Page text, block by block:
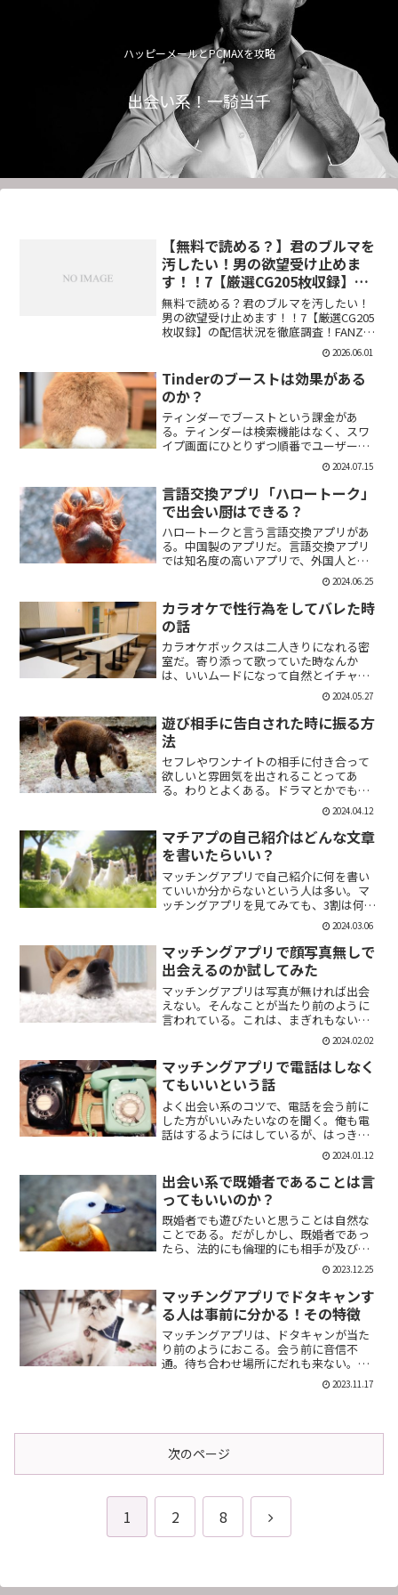
ハッピーメールとPCMAXを攻略
出会い系！一騎当千
【無料で読める？】君のブルマを
汚したい！男の欲望受け止めま
す！！7【厳選CG205枚収録】
【虚構クラブ】
無料で読める？君のブルマを汚したい！
男の欲望受け止めます！！7【厳選CG205
枚収録】の配信状況を徹底調査！FANZA
での販売形式やサンプル視聴、レビュー
評価もまとめています。今すぐチェッ
ク！【d_544876】
2026.06.01
Tinderのブーストは効果がある
のか？
ティンダーでブーストという課金があ
る。ティンダーは検索機能はなく、スワ
イプ画面にひとりずつ順番でユーザーが
表示される。その順番を優先して表示す
ることができる課金がブーストだ。ブー
スト1つ消費で30分間、ブースト2つ消費
で2時間の優先表示がさ...
2024.07.15
言語交換アプリ「ハロートーク」
で出会い厨はできる？
ハロートークと言う言語交換アプリがあ
る。中国製のアプリだ。言語交換アプリ
では知名度の高いアプリで、外国人と知
り合いたい付き合いたいという人にも魅
力的には一見魅力的にうつる。外国人の
恋人欲しいよな。俺もエマワトソンと結
婚してえ。ではハロートー...
2024.06.25
カラオケで性行為をしてバレた時
の話
カラオケボックスは二人きりになれる密
室だ。寄り添って歌っていた時なんか
は、いいムードになって自然とイチャイ
チャしはじめてしまうこともある。俺も
よく出会い系で知り合った人とカラオケ
にいったりする。相手もその気だったり
するから、なんかいいムード...
2024.05.27
遊び相手に告白された時に振る方
法
セフレやワンナイトの相手に付き合って
欲しいと雰囲気を出されることってあ
る。わりとよくある。ドラマとかでも、
「1回やっただけで恋人面するな。」みた
いなのがあるけど、現実でもよくある。
そんな時に、相手を気付つけずいかに波
風立てずに振るか。遊び人...
2024.04.12
マチアプの自己紹介はどんな文章
を書いたらいい？
マッチングアプリで自己紹介に何を書い
ていいか分からないという人は多い。マ
ッチングアプリを見てみても、3割は何も
書いていない人がいる。なかには、何を
書いていいか分かりませんー。とだけ書
いている人も。なので、今回の記事はマ
チアプのプロフィールの...
2024.03.06
マッチングアプリで顔写真無しで
出会えるのか試してみた
マッチングアプリは写真が無ければ出会
えない。そんなことが当たり前のように
言われている。これは、まぎれもない事
実だと思う。自分が使う時に写真を載せ
ていない人は無視するし、相手をするに
しても適当にあしらう。写真無しで出会
えるのは、お金が発生する...
2024.02.02
マッチングアプリで電話はしなく
てもいいという話
よく出会い系のコツで、電話を会う前に
した方がいいみたいなのを聞く。俺も電
話はするようにはしているが、はっきり
言っちゃうと電話なんていらない。よっ
ぽど話術や声に自信ある人だけすればい
いと思っている。では、その理由を語っ
ていこう。電話を嫌がる人...
2024.01.12
出会い系で既婚者であることは言
ってもいいのか？
既婚者でも遊びたいと思うことは自然な
ことである。だがしかし、既婚者であっ
たら、法的にも倫理的にも相手が及び腰
になることは明らかだ。では、既婚者で
あることを言わない方がいいのか。否、
それは違う。既婚者であることを伝える
メリット出会い系で既婚者...
2023.12.25
マッチングアプリでドタキャンす
る人は事前に分かる！その特徴
マッチングアプリは、ドタキャンが当た
り前のようにおこる。会う前に音信不
通。待ち合わせ場所にだれも来ない。そ
んなの普通だ。迷惑な話だが、このドタ
キャン野郎どもは見分けることができ
2023.11.17
次のページ
1 2 8
次